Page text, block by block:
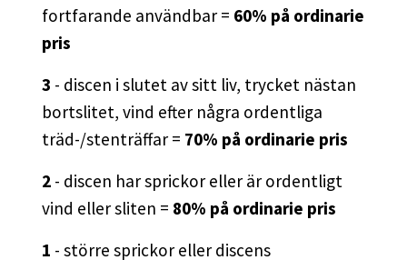
fortfarande användbar = 60% på ordinarie
pris
3 - discen i slutet av sitt liv, trycket nästan
bortslitet, vind efter några ordentliga
träd-/stenträffar = 70% på ordinarie pris
2 - discen har sprickor eller är ordentligt
vind eller sliten = 80% på ordinarie pris
1 - större sprickor eller discens